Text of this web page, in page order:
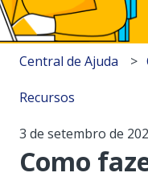
Central de Ajuda
Recursos
3 de setembro de
Como